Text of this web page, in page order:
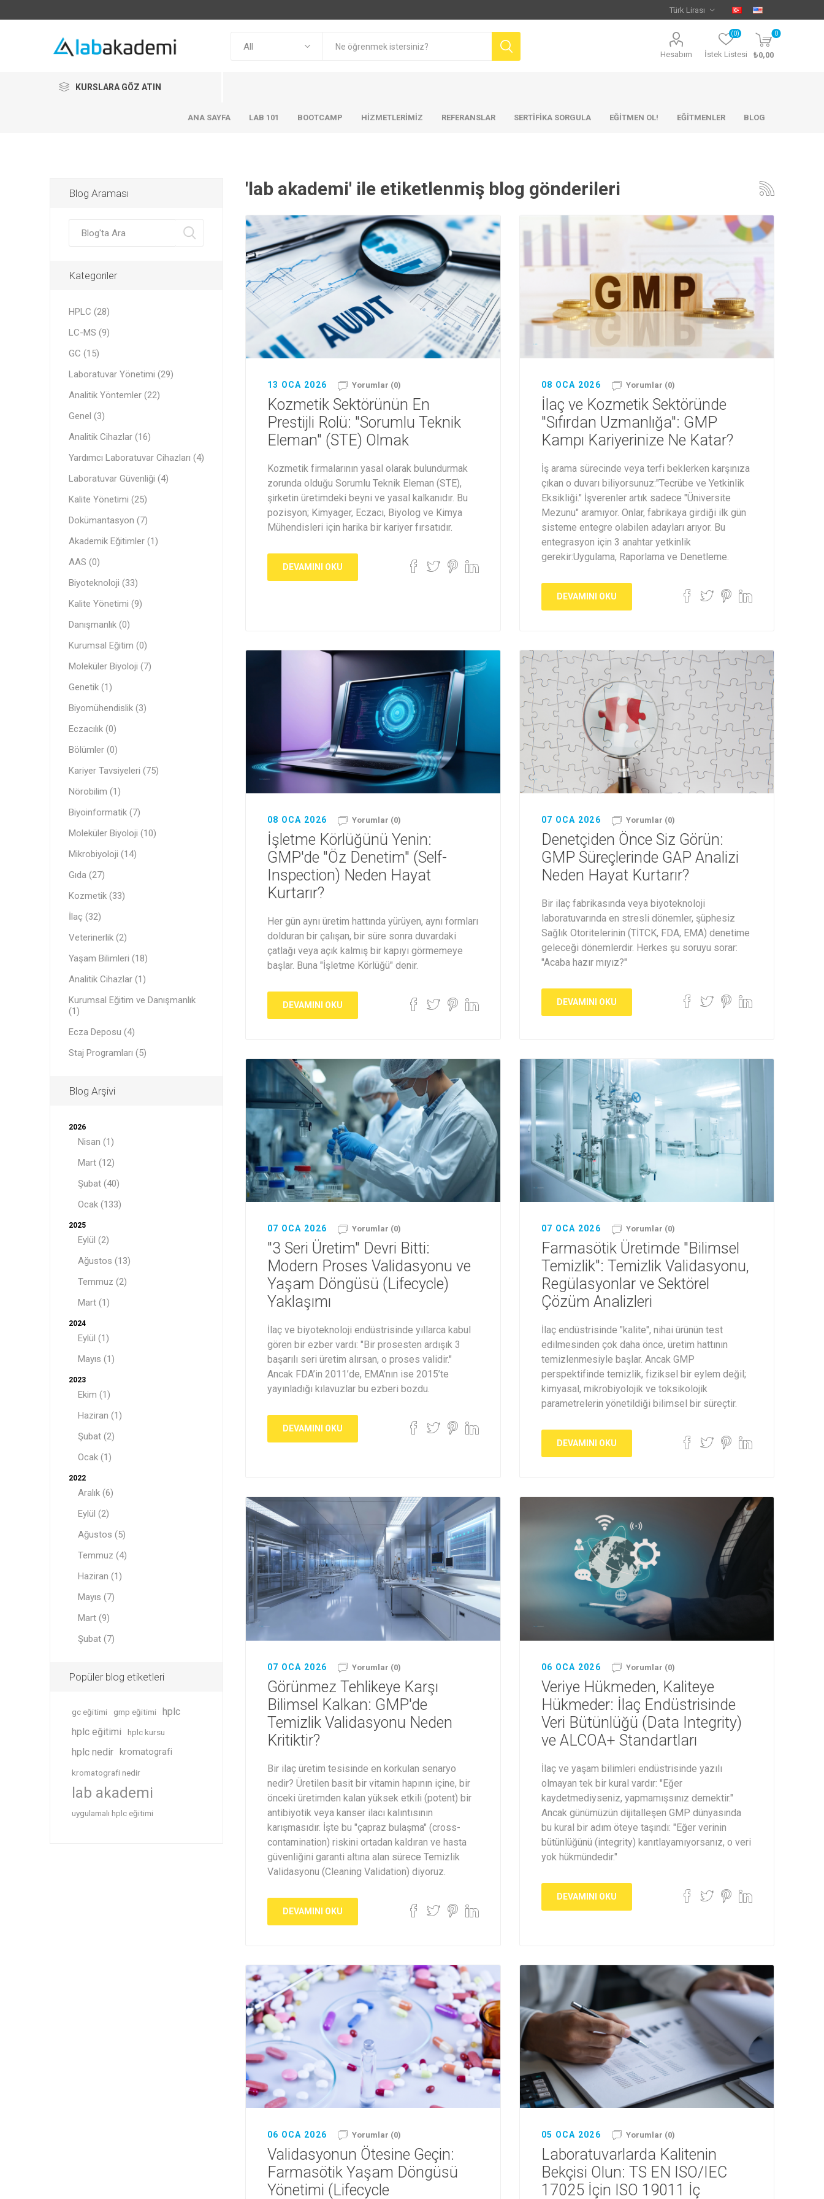
Hesabım İstek Listesi
(0) 0
₺0,00
KURSLARA GÖZ ATIN
ANA SAYFA LAB 101 BOOTCAMP HIZMETLERIMIZ REFERANSLAR SERTİFİKA SORGULA EĞİTMEN OL! EĞİTMENLER BLOG
'lab akademi' ile etiketlenmiş blog gönderileri
13 OCA 2026 Yorumlar (0)
Kozmetik Sektörünün En
Prestijli Rolü: "Sorumlu Teknik
Eleman" (STE) Olmak
Kozmetik firmalarının yasal olarak bulundurmak
zorunda olduğu Sorumlu Teknik Eleman (STE),
şirketin üretimdeki beyni ve yasal kalkanıdır. Bu
pozisyon; Kimyager, Eczacı, Biyolog ve Kimya
Mühendisleri için harika bir kariyer fırsatıdır.
DEVAMINI OKU
08 OCA 2026 Yorumlar (0)
İlaç ve Kozmetik Sektöründe
"Sıfırdan Uzmanlığa": GMP
Kampı Kariyerinize Ne Katar?
İş arama sürecinde veya terfi beklerken karşınıza
çıkan o duvarı biliyorsunuz:"Tecrübe ve Yetkinlik
Eksikliği." İşverenler artık sadece "Üniversite
Mezunu" aramıyor. Onlar, fabrikaya girdiği ilk gün
sisteme entegre olabilen adayları arıyor. Bu
entegrasyon için 3 anahtar yetkinlik
gerekir:Uygulama, Raporlama ve Denetleme.
DEVAMINI OKU
08 OCA 2026 Yorumlar (0)
İşletme Körlüğünü Yenin:
GMP'de "Öz Denetim" (Self-
Inspection) Neden Hayat
Kurtarır?
Her gün aynı üretim hattında yürüyen, aynı formları
dolduran bir çalışan, bir süre sonra duvardaki
çatlağı veya açık kalmış bir kapıyı görmemeye
başlar. Buna "İşletme Körlüğü" denir.
DEVAMINI OKU
07 OCA 2026 Yorumlar (0)
Denetçiden Önce Siz Görün:
GMP Süreçlerinde GAP Analizi
Neden Hayat Kurtarır?
Bir ilaç fabrikasında veya biyoteknoloji
laboratuvarında en stresli dönemler, şüphesiz
Sağlık Otoritelerinin (TİTCK, FDA, EMA) denetime
geleceği dönemlerdir. Herkes şu soruyu sorar:
"Acaba hazır mıyız?"
DEVAMINI OKU
07 OCA 2026 Yorumlar (0)
"3 Seri Üretim" Devri Bitti:
Modern Proses Validasyonu ve
Yaşam Döngüsü (Lifecycle)
Yaklaşımı
İlaç ve biyoteknoloji endüstrisinde yıllarca kabul
gören bir ezber vardı: "Bir prosesten ardışık 3
başarılı seri üretim alırsan, o proses validir."
Ancak FDA’in 2011’de, EMA’nın ise 2015’te
yayınladığı kılavuzlar bu ezberi bozdu.
DEVAMINI OKU
07 OCA 2026 Yorumlar (0)
Farmasötik Üretimde "Bilimsel
Temizlik": Temizlik Validasyonu,
Regülasyonlar ve Sektörel
Çözüm Analizleri
İlaç endüstrisinde "kalite", nihai ürünün test
edilmesinden çok daha önce, üretim hattının
temizlenmesiyle başlar. Ancak GMP
perspektifinde temizlik, fiziksel bir eylem değil;
kimyasal, mikrobiyolojik ve toksikolojik
parametrelerin yönetildiği bilimsel bir süreçtir.
DEVAMINI OKU
07 OCA 2026 Yorumlar (0)
Görünmez Tehlikeye Karşı
Bilimsel Kalkan: GMP'de
Temizlik Validasyonu Neden
Kritiktir?
Bir ilaç üretim tesisinde en korkulan senaryo
nedir? Üretilen basit bir vitamin hapının içine, bir
önceki üretimden kalan yüksek etkili (potent) bir
antibiyotik veya kanser ilacı kalıntısının
karışmasıdır. İşte bu "çapraz bulaşma" (cross-
contamination) riskini ortadan kaldıran ve hasta
güvenliğini garanti altına alan sürece Temizlik
Validasyonu (Cleaning Validation) diyoruz.
DEVAMINI OKU
06 OCA 2026 Yorumlar (0)
Veriye Hükmeden, Kaliteye
Hükmeder: İlaç Endüstrisinde
Veri Bütünlüğü (Data Integrity)
ve ALCOA+ Standartları
İlaç ve yaşam bilimleri endüstrisinde yazılı
olmayan tek bir kural vardır: "Eğer
kaydetmediyseniz, yapmamışsınız demektir."
Ancak günümüzün dijitalleşen GMP dünyasında
bu kural bir adım öteye taşındı: "Eğer verinin
bütünlüğünü (integrity) kanıtlayamıyorsanız, o veri
yok hükmündedir."
DEVAMINI OKU
06 OCA 2026 Yorumlar (0)
Validasyonun Ötesine Geçin:
Farmasötik Yaşam Döngüsü
Yönetimi (Lifecycle
05 OCA 2026 Yorumlar (0)
Laboratuvarlarda Kalitenin
Bekçisi Olun: TS EN ISO/IEC
17025 İçin ISO 19011 İç
Blog Araması
Kategoriler
HPLC (28)
LC-MS (9)
GC (15)
Laboratuvar Yönetimi (29)
Analitik Yöntemler (22)
Genel (3)
Analitik Cihazlar (16)
Yardımcı Laboratuvar Cihazları (4)
Laboratuvar Güvenliği (4)
Kalite Yönetimi (25)
Dokümantasyon (7)
Akademik Eğitimler (1)
AAS (0)
Biyoteknoloji (33)
Kalite Yönetimi (9)
Danışmanlık (0)
Kurumsal Eğitim (0)
Moleküler Biyoloji (7)
Genetik (1)
Biyomühendislik (3)
Eczacılık (0)
Bölümler (0)
Kariyer Tavsiyeleri (75)
Nörobilim (1)
Biyoinformatik (7)
Moleküler Biyoloji (10)
Mikrobiyoloji (14)
Gıda (27)
Kozmetik (33)
İlaç (32)
Veterinerlik (2)
Yaşam Bilimleri (18)
Analitik Cihazlar (1)
Kurumsal Eğitim ve Danışmanlık
(1)
Ecza Deposu (4)
Staj Programları (5)
Blog Arşivi
2026
Nisan (1)
Mart (12)
Şubat (40)
Ocak (133)
2025
Eylül (2)
Ağustos (13)
Temmuz (2)
Mart (1)
2024
Eylül (1)
Mayıs (1)
2023
Ekim (1)
Haziran (1)
Şubat (2)
Ocak (1)
2022
Aralık (6)
Eylül (2)
Ağustos (5)
Temmuz (4)
Haziran (1)
Mayıs (7)
Mart (9)
Şubat (7)
Popüler blog etiketleri
gc eğitimi gmp eğitimi
hplc
hplc eğitimi
hplc kursu
hplc nedir kromatografi
kromatografi nedir
lab akademi
uygulamalı hplc eğitimi